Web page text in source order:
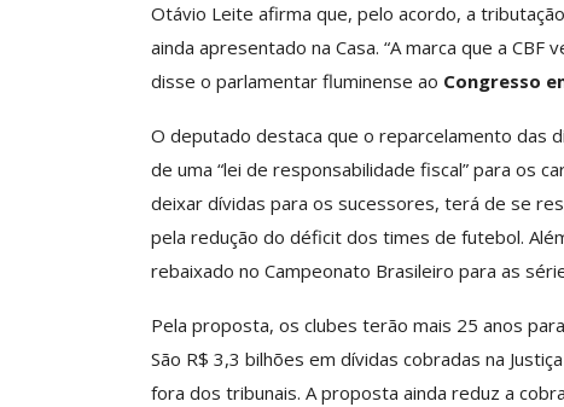
Otávio Leite afirma que, pelo acordo, a
ainda apresentado na Casa. “A marca que a
disse o parlamentar fluminense ao Congresso
O deputado destaca que o reparcelamento das
de uma “lei de responsabilidade fiscal” para os
deixar dívidas para os sucessores, terá de se
pela redução do déficit dos times de futebol.
rebaixado no Campeonato Brasileiro para as
Pela proposta, os clubes terão mais 25 anos
São R$ 3,3 bilhões em dívidas cobradas na
fora dos tribunais. A proposta ainda reduz a
Clube De Benefícios
Idiomas Com
Comunicacao 29 jun,
IMPRENSA